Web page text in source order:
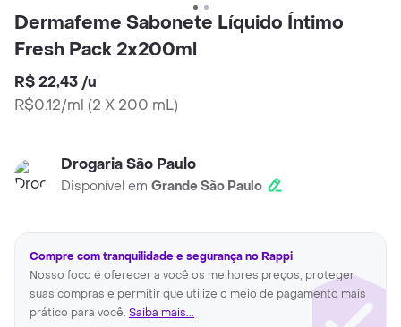
Dermafeme Sabonete Líquido Íntimo
Fresh Pack 2x200ml
R$ 22,43 /u
R$0.12/ml (2 X 200 mL)
Drogaria São Paulo
Disponível em Grande São Paulo
Compre com tranquilidade e segurança no Rappi
Nosso foco é oferecer a você os melhores preços, proteger
suas compras e permitir que utilize o meio de pagamento mais
prático para você. Saiba mais...